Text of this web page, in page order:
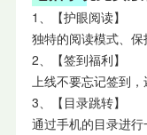
1、【护眼阅读】
独特的阅读模式、保
2、【签到福利】
上线不要忘记签到，
3、【目录跳转】
通过手机的目录进行